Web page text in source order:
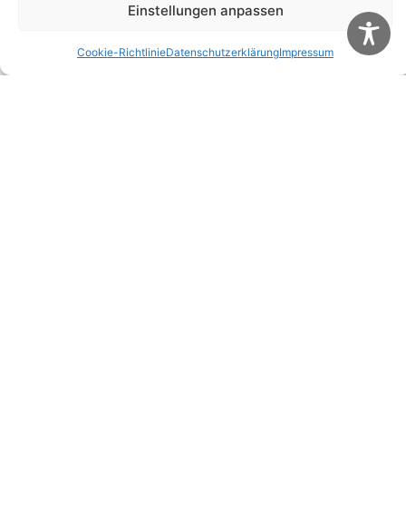
Einstellungen anpassen
Cookie-RichtlinieDatenschutzerklärungImpressum